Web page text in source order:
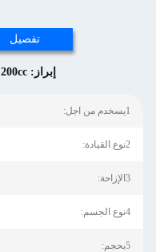
تفصيل
إبراز: 200cc ثلاث عجلات
1يسخدم من اجل:
2نوع القيادة:
3الإزاحة:
4نوع الجسم:
5بحجم: